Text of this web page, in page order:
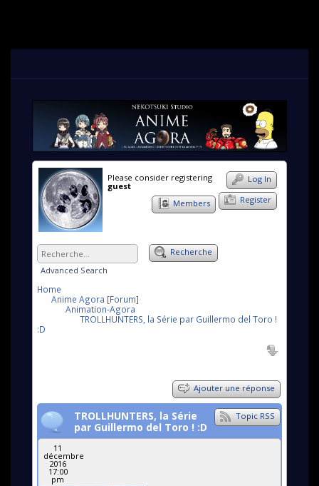
Please consider registering
guest
Log In
Register
Members
Recherche
Advanced Search
Home
Anime Agora [Forum]
Animation-Agora
TROLLHUNTERS, la Série par Guillermo del Toro !
:D
Ajouter une réponse
Topic RSS
TROLLHUNTERS, la Série
par Guillermo del Toro ! :D
11
décembre
2016
17:00
pm